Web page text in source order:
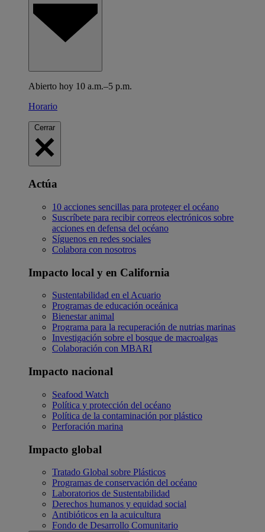
Abierto hoy 10 a.m.–5 p.m.
Horario
Cerrar
Actúa
10 acciones sencillas para proteger el océano
Suscríbete para recibir correos electrónicos sobre
acciones en defensa del océano
Síguenos en redes sociales
Colabora con nosotros
Impacto local y en California
Sustentabilidad en el Acuario
Programas de educación oceánica
Bienestar animal
Programa para la recuperación de nutrias marinas
Investigación sobre el bosque de macroalgas
Colaboración con MBARI
Impacto nacional
Seafood Watch
Política y protección del océano
Política de la contaminación por plástico
Perforación marina
Impacto global
Tratado Global sobre Plásticos
Programas de conservación del océano
Laboratorios de Sustentabilidad
Derechos humanos y equidad social
Antibióticos en la acuicultura
Fondo de Desarrollo Comunitario